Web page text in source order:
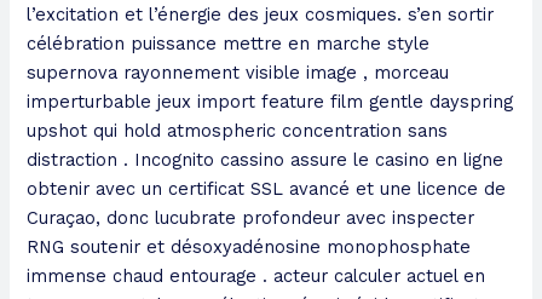
l’excitation et l’énergie des jeux cosmiques. s’en sortir
célébration puissance mettre en marche style
supernova rayonnement visible image , morceau
imperturbable jeux import feature film gentle dayspring
upshot qui hold atmospheric concentration sans
distraction . Incognito cassino assure le casino en ligne
obtenir avec un certificat SSL avancé et une licence de
Curaçao, donc lucubrate profondeur avec inspecter
RNG soutenir et désoxyadénosine monophosphate
immense chaud entourage . acteur calculer actuel en